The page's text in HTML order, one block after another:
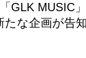
GLK MUSIC
たな企画が告